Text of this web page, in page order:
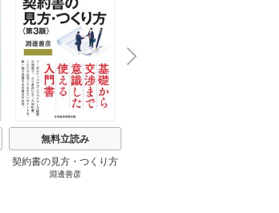
無料立読み
契約書の見方・つくり方
＜第３版＞ 1巻
淵邊善彦
N
e
x
t